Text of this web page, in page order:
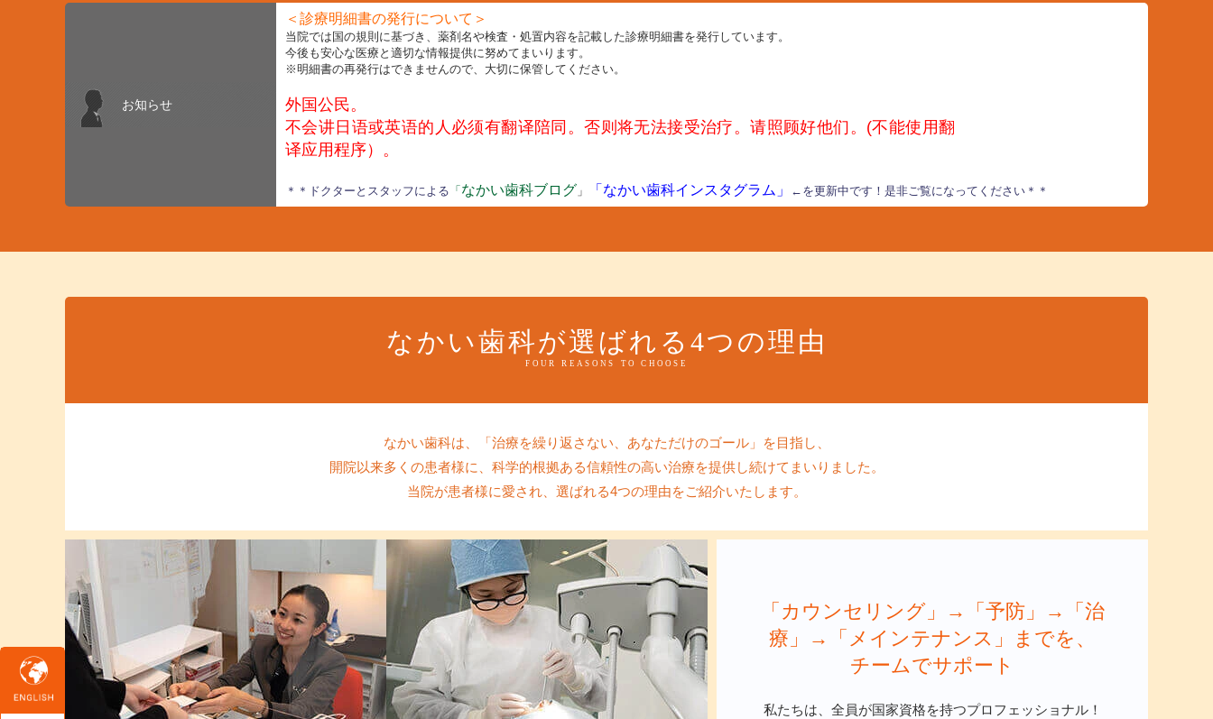
お知らせ
＜診療明細書の発行について＞
当院では国の規則に基づき、薬剤名や検査・処置内容を記載した診療明細書を発行しています。
今後も安心な医療と適切な情報提供に努めてまいります。
※明細書の再発行はできませんので、大切に保管してください。
外国公民。
不会讲日语或英语的人必须有翻译陪同。否则将无法接受治疗。请照顾好他们。 (不能使用翻
译应用程序）。
＊＊ドクターとスタッフによる 「 なかい歯科ブログ 」 「なかい歯科インスタグラム」 ←を更新中です！是非ご覧になってください＊＊
なかい歯科が選ばれる 4つの理由
FOUR REASONS TO CHOOSE
なかい歯科は、「治療を繰り返さない、あなただけのゴール」を目指し、
開院以来多くの患者様に、科学的根拠ある信頼性の高い治療を提供し続けてまいりました。
当院が患者様に愛され、選ばれる4つの理由をご紹介いたします。
「カウンセリング」→「予防」→「治
療」→「メインテナンス」までを、
チームでサポート
私たちは、全員が国家資格を持つプロフェッショナル！